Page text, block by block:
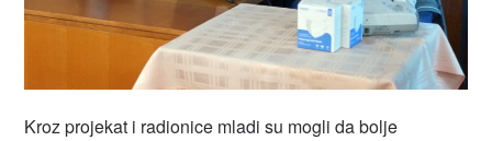
Kroz projekat i radionice mladi su mogli da bolje